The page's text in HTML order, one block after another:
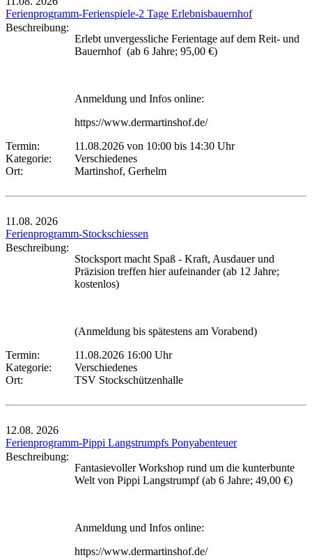
Ferienprogramm-Ferienspiele-2 Tage Erlebnisbauernhof
Beschreibung:
Erlebt unvergessliche Ferientage auf dem Reit- und
Bauernhof (ab 6 Jahre; 95,00 €)
Anmeldung und Infos online:
https://www.dermartinshof.de/
Termin:
11.08.2026 von 10:00 bis 14:30 Uhr
Kategorie:
Verschiedenes
Ort:
Martinshof, Gerhelm
11.08. 2026
Ferienprogramm-Stockschiessen
Beschreibung:
Stocksport macht Spaß - Kraft, Ausdauer und
Präzision treffen hier aufeinander (ab 12 Jahre;
kostenlos)
(Anmeldung bis spätestens am Vorabend)
Termin:
11.08.2026 16:00 Uhr
Kategorie:
Verschiedenes
Ort:
TSV Stockschützenhalle
12.08. 2026
Ferienprogramm-Pippi Langstrumpfs Ponyabenteuer
Beschreibung:
Fantasievoller Workshop rund um die kunterbunte
Welt von Pippi Langstrumpf (ab 6 Jahre; 49,00 €)
Anmeldung und Infos online:
https://www.dermartinshof.de/